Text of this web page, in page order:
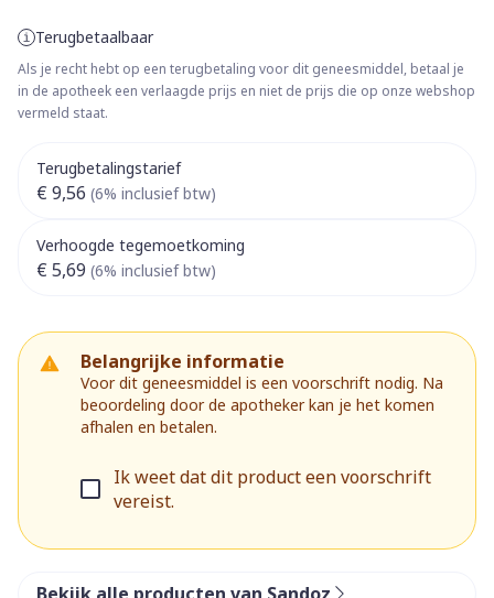
Terugbetaalbaar
Als je recht hebt op een terugbetaling voor dit geneesmiddel, betaal je
in de apotheek een verlaagde prijs en niet de prijs die op onze webshop
vermeld staat.
Terugbetalingstarief
€ 9,56 (6% inclusief btw)
Verhoogde tegemoetkoming
€ 5,69 (6% inclusief btw)
Belangrijke informatie
Voor dit geneesmiddel is een voorschrift nodig. Na
beoordeling door de apotheker kan je het komen
afhalen en betalen.
Ik weet dat dit product een voorschrift
vereist.